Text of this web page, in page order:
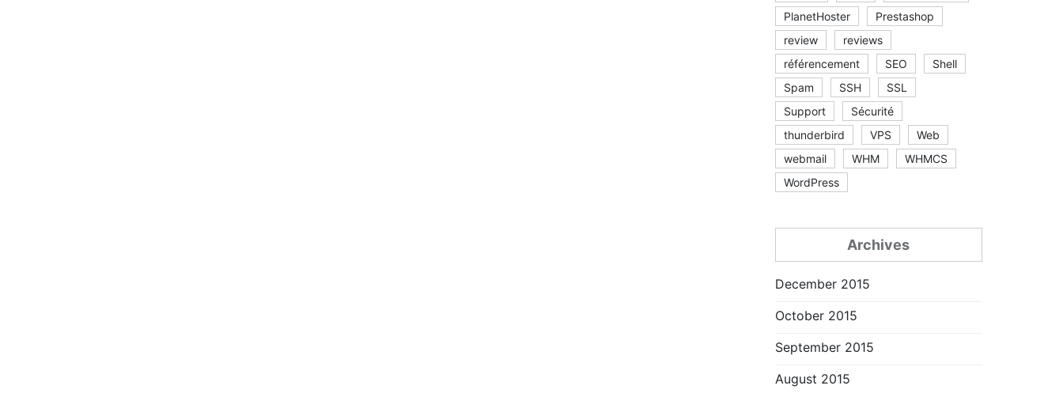
PlanetHoster
Prestashop
review
reviews
référencement
SEO
Shell
Spam
SSH
SSL
Support
Sécurité
thunderbird
VPS
Web
webmail
WHM
WHMCS
WordPress
Archives
December 2015
October 2015
September 2015
August 2015